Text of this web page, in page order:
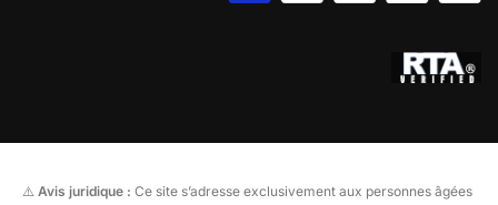
⚠️ Avis juridique : Ce site s’adresse exclusivement aux personnes âgées